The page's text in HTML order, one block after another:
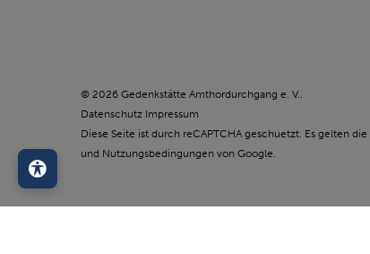
© 2026 Gedenkstätte Amthordurchgang e. V..
Datenschutz Impressum
Diese Seite ist durch reCAPTCHA geschuetzt. Es gelten die
und Nutzungsbedingungen von Google.
Barrierefreiheit